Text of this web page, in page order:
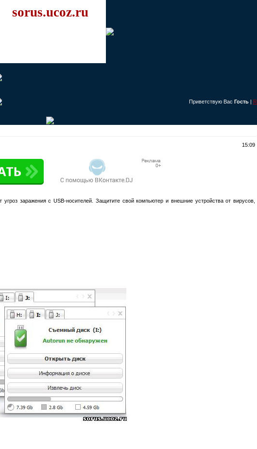
sorus.ucoz.ru
Приветствую Вас Гость |
15:09
заражения с USB-носителей. Защитите свой компьютер и внешние устройства от вирусов,